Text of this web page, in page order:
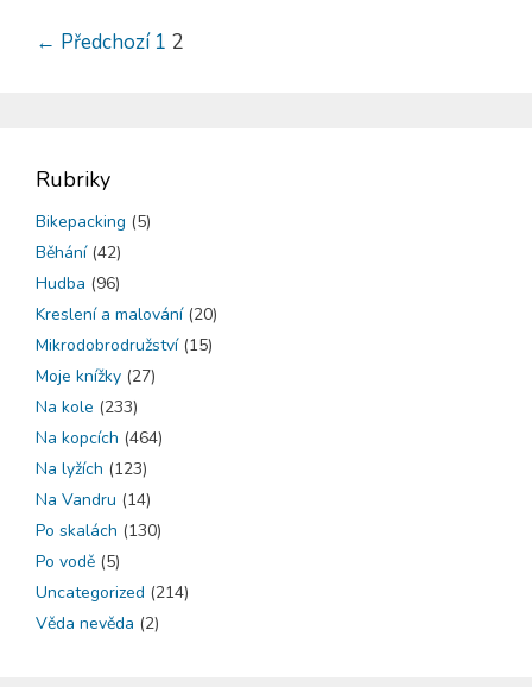
← Předchozí 1 2
Rubriky
Bikepacking (5)
Běhání(42)
Hudba (96)
Kreslení a malování(20)
Mikrodobrodružství(15)
Moje knížky (27)
Na kole (233)
Na kopcích (464)
Na lyžích (123)
Na Vandru (14)
Po skalách (130)
Po vodě (5)
Uncategorized (214)
Věda nevěda (2)